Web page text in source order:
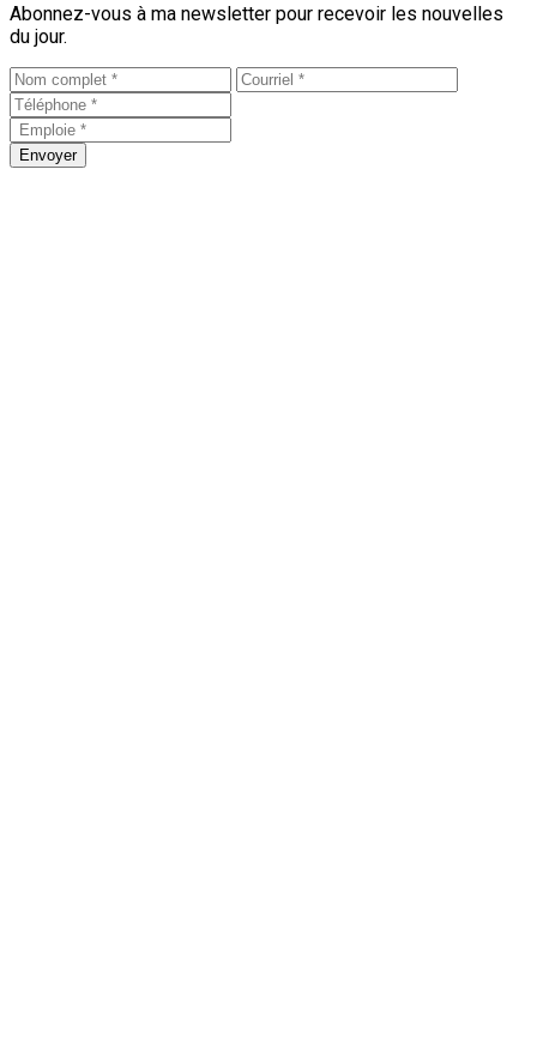
Abonnez-vous à ma newsletter pour recevoir les nouvelles
du jour.
Envoyer